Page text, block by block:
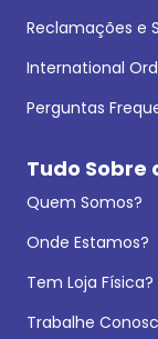
Reclamações e
International
Perguntas
Tudo Sobre
Quem Somos?
Onde Estamos?
Tem Loja Física?
Trabalhe